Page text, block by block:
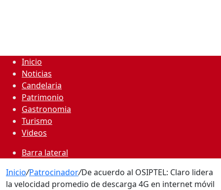
Inicio
Noticias
Candelaria
Patrimonio
Gastronomia
Turismo
Videos
Barra lateral
Inicio/Patrocinador/De acuerdo al OSIPTEL: Claro lidera
la velocidad promedio de descarga 4G en internet móvil